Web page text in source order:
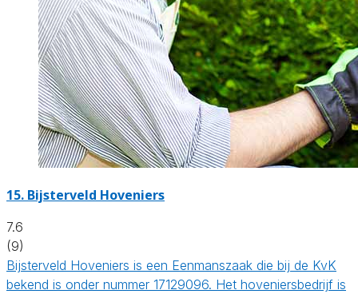
15. Bijsterveld Hoveniers
7.6
(9)
Bijsterveld Hoveniers is een Eenmanszaak die bij de KvK
bekend is onder nummer 17129096. Het hoveniersbedrijf is